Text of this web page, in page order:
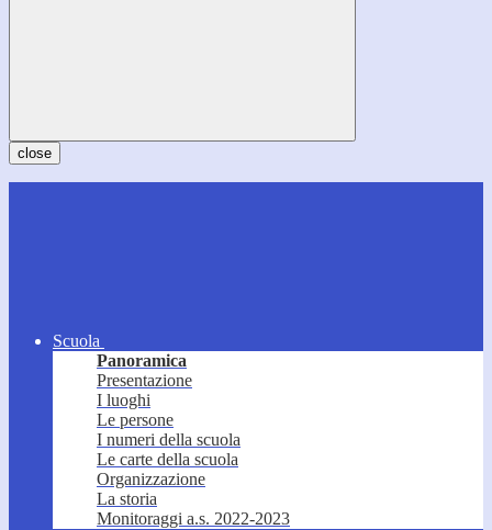
close
Scuola
Panoramica
Presentazione
I luoghi
Le persone
I numeri della scuola
Le carte della scuola
Organizzazione
La storia
Monitoraggi a.s. 2022-2023